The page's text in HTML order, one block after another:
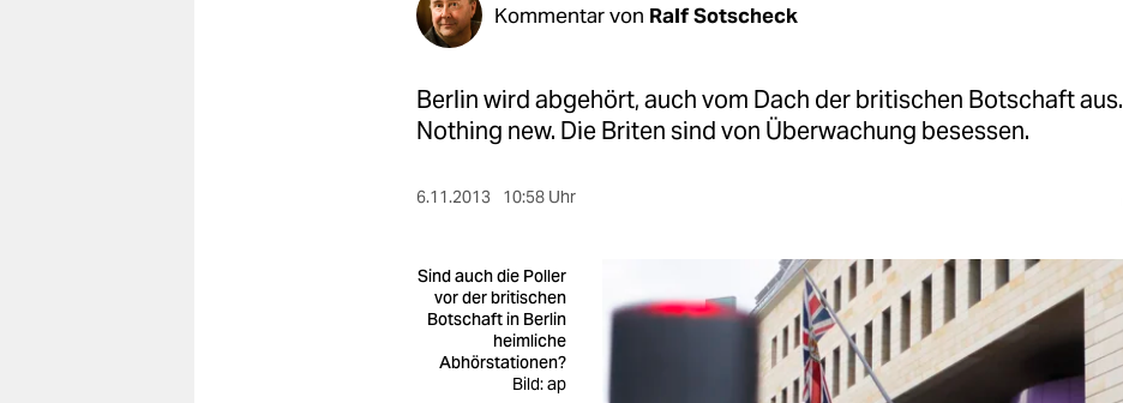
Kommentar von Ralf Sotscheck
Berlin wird abgehört, auch vom Dach der britischen Botschaft aus.
Nothing new. Die Briten sind von Überwachung besessen.
6.11.2013 10:58 Uhr
Sind auch die Poller
vor der britischen
Botschaft in Berlin
heimliche
Abhörstationen?
Bild: ap